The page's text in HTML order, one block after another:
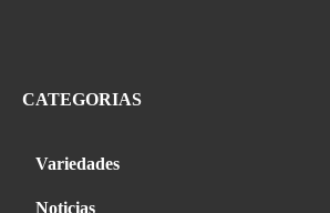
CATEGORIAS
Variedades
Noticias